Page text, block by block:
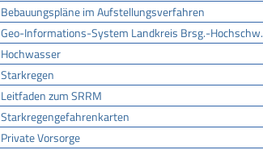
Bebauungspläne im Aufstellungsverfahren
Geo-Informations-System Landkreis Brsg.-Hochschw.
Hochwasser
Starkregen
Leitfaden zum SRRM
Starkregengefahrenkarten
Private Vorsorge